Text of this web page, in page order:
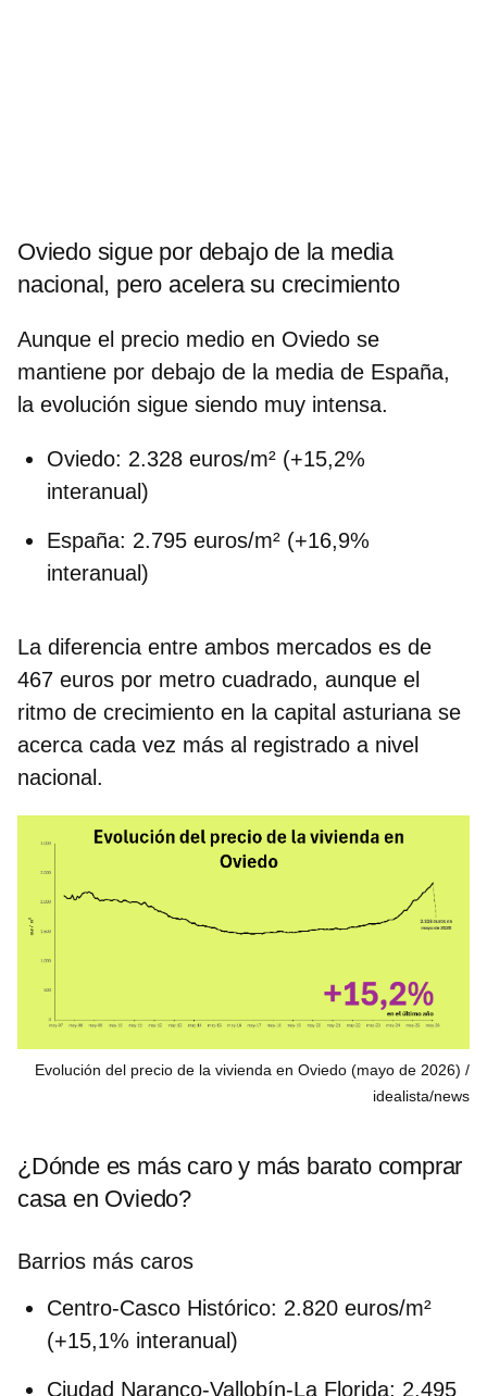
Oviedo sigue por debajo de la media
nacional, pero acelera su crecimiento
Aunque el precio medio en Oviedo se
mantiene por debajo de la media de España,
la evolución sigue siendo muy intensa.
Oviedo: 2.328 euros/m² (+15,2%
interanual)
España: 2.795 euros/m² (+16,9%
interanual)
La diferencia entre ambos mercados es de
467 euros por metro cuadrado, aunque el
ritmo de crecimiento en la capital asturiana se
acerca cada vez más al registrado a nivel
nacional.
Evolución del precio de la vivienda en Oviedo (mayo de 2026)
idealista/news
¿Dónde es más caro y más barato comprar
casa en Oviedo?
Barrios más caros
Centro-Casco Histórico: 2.820 euros/m²
(+15,1% interanual)
Ciudad Naranco-Vallobín-La Florida: 2.495